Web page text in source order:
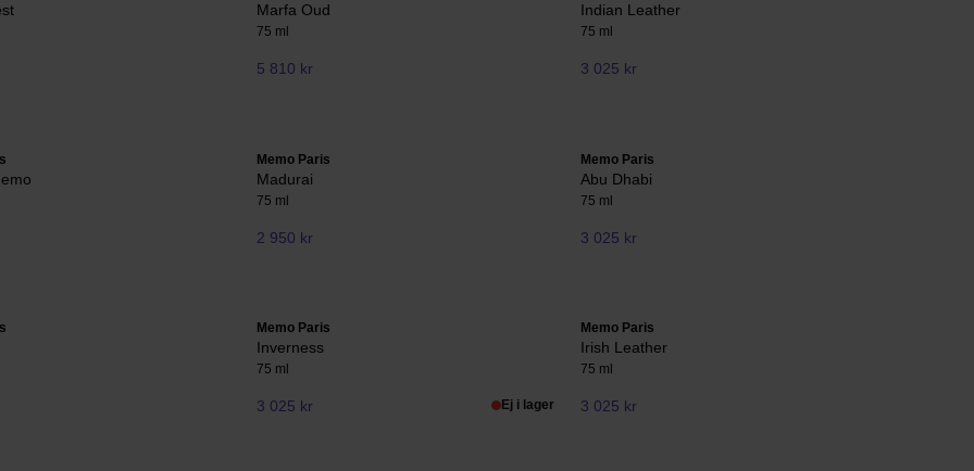
Marfa Oud
75 ml
5 810 kr
Indian Leather
75 ml
3 025 kr
Memo Paris
Madurai
75 ml
2 950 kr
Memo Paris
Abu Dhabi
75 ml
3 025 kr
Memo Paris
Inverness
75 ml
3 025 kr Ej i lager
Memo Paris
Irish Leather
75 ml
3 025 kr